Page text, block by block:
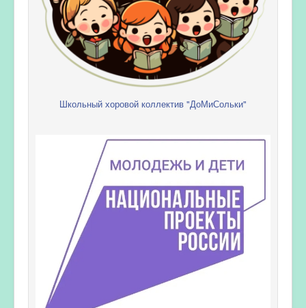
Школьный хоровой коллектив "ДоМиСольки"